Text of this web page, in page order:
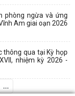
phòng ngừa và ứng
Am giai oạn 2026
thông qua tại Kỳ họp
nhiệm kỳ 2026 -
...